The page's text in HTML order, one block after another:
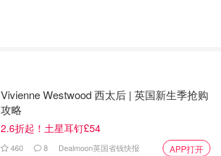
Vivienne Westwood 西太后 | 英国新生季抢购
攻略
2.6折起！土星耳钉£54
460 8 Dealmoon英国省钱快报 APP打开